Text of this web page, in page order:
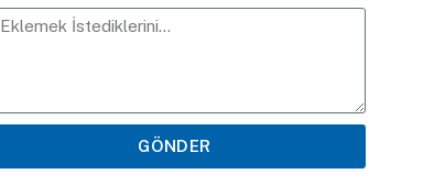
GÖNDER